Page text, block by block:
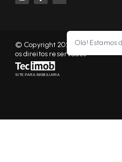
Olá! Estamos
© Copyright 2026 - KF
os direitos reservados
SITE PARA IMOBILIARIA